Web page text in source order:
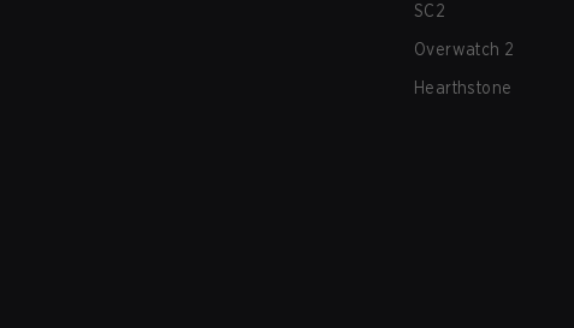
SC2
Overwatch 2
Hearthstone